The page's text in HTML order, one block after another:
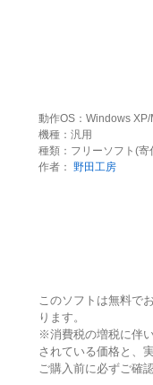
動作OS：Windows
機種：汎用
種類：フリーソフト(寄
作者： 野田工房
このソフトは無料で
ります。
※消費税の増税に伴
されている価格と、
ご購入前に必ずご確